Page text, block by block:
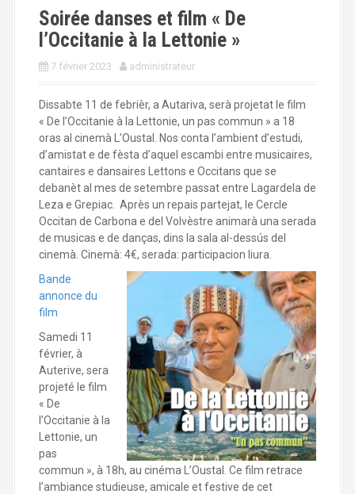
Soirée danses et film « De
l’Occitanie à la Lettonie »
7 février 2023 administrateur
Dissabte 11 de febrièr, a Autariva, serà projetat le film
« De l’Occitanie à la Lettonie, un pas commun » a 18
oras al cinemà L’Oustal. Nos conta l’ambient d’estudi,
d’amistat e de fèsta d’aquel escambi entre musicaires,
cantaires e dansaires Lettons e Occitans que se
debanèt al mes de setembre passat entre Lagardela de
Leza e Grepiac. Après un repais partejat, le Cercle
Occitan de Carbona e del Volvèstre animarà una serada
de musicas e de danças, dins la sala al-dessús del
cinemà. Cinemà: 4€, serada: participacion liura.
Bande
annonce du
film
Samedi 11
février, à
Auterive, sera
projeté le film
« De
l’Occitanie à la
Lettonie, un
pas
commun », à 18h, au cinéma L’Oustal. Ce film retrace
l’ambiance studieuse, amicale et festive de cet